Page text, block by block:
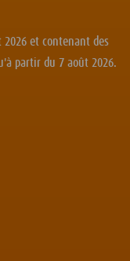
2026 et contenant des
partir du 7 août 2026.